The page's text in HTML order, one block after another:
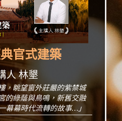
官式建築
人 林墾
，眺望窗外莊嚴的紫禁城
的綠蔭與鳥鳴，新舊交融
幕幕時代流轉的故事…」